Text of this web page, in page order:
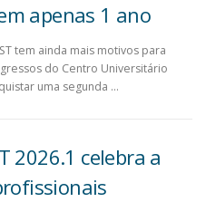
apenas 1 ano
tem ainda mais motivos para
do Centro Universitário
uma segunda …
2026.1 celebra a